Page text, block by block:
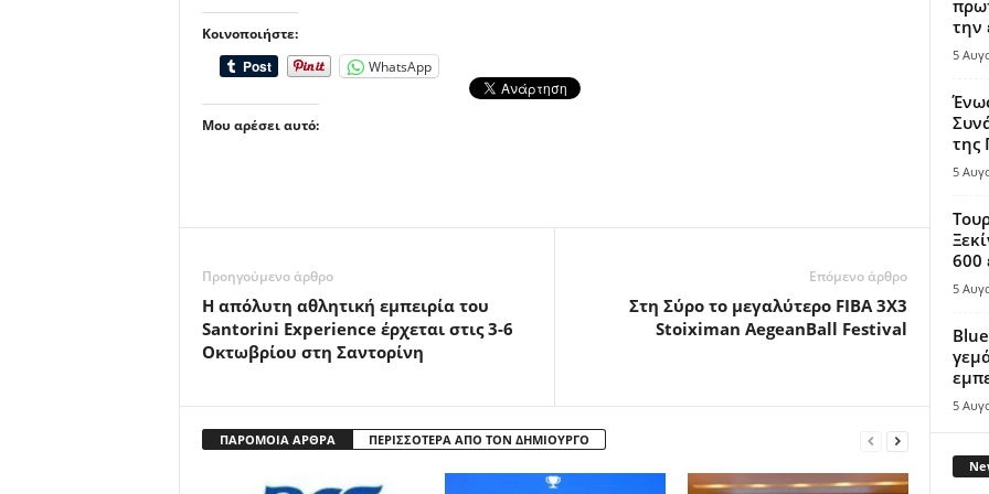
Κοινοποιήστε:
WhatsApp
Μου αρέσει αυτό:
Προηγούμενο άρθρο
Η απόλυτη αθλητική εμπειρία του
Santorini Experience έρχεται στις 3-6
Οκτωβρίου στη Σαντορίνη
Επόμενο άρθρο
Στη Σύρο το μεγαλύτερο FIBA 3X3
Stoiximan AegeanBall Festival
ΠΑΡΟΜΟΙΑ ΑΡΘΡΑ ΠΕΡΙΣΣΟΤΕΡΑ ΑΠΟ ΤΟΝ ΔΗΜΙΟΥΡΓΟ
την
5
της
5
600
5
5